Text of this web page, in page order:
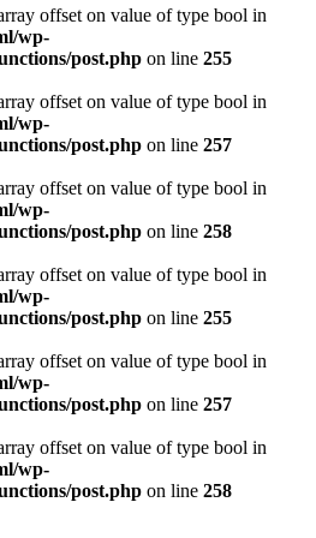
offset on value of type bool in
wp-
post.php on line 255
offset on value of type bool in
wp-
post.php on line 257
offset on value of type bool in
wp-
post.php on line 258
offset on value of type bool in
wp-
post.php on line 255
offset on value of type bool in
wp-
post.php on line 257
offset on value of type bool in
wp-
post.php on line 258